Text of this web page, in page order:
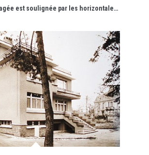
La composition étagée est soulignée par les horizontales prononcées de l'auvent et des corniches en béton.